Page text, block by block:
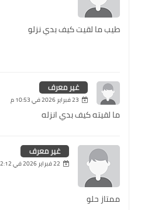
طيب ما لقيت كيف بدي نزلو
غير معرف
23 فبراير 2026 في 10:53 م
ما لقيته كيف بدي انزله
غير معرف
22 فبراير 2026 في 2:12 م
ممتاز حلو